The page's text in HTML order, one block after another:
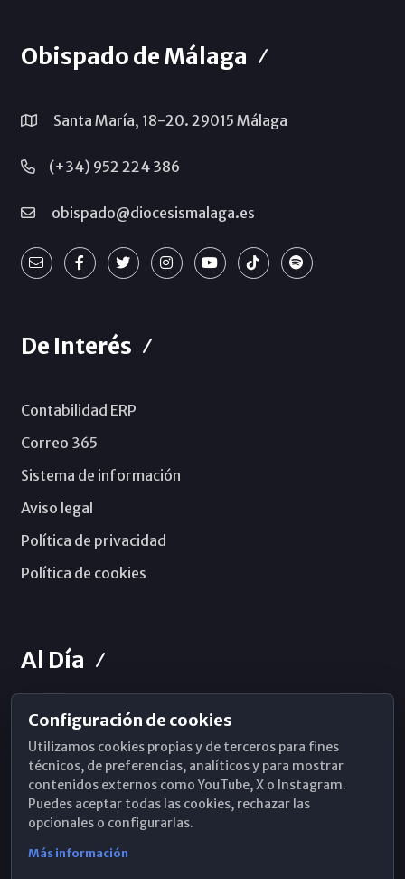
Obispado de Málaga
Santa María, 18-20. 29015 Málaga
(+34) 952 224 386
obispado@diocesismalaga.es
De Interés
Contabilidad ERP
Correo 365
Sistema de información
Aviso legal
Política de privacidad
Política de cookies
Al Día
Horarios de Misa
Hemeroteca
WhatsApp
Configuración de cookies
Utilizamos cookies propias y de terceros para fines
técnicos, de preferencias, analíticos y para mostrar
contenidos externos como YouTube, X o Instagram.
Puedes aceptar todas las cookies, rechazar las
opcionales o configurarlas.
Más información